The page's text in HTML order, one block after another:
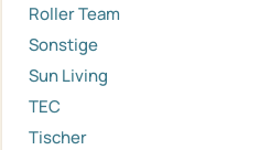
Roller Team
Sonstige
Sun Living
TEC
Tischer